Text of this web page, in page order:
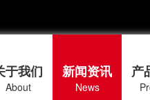
于我们
About
新闻资讯
News
产